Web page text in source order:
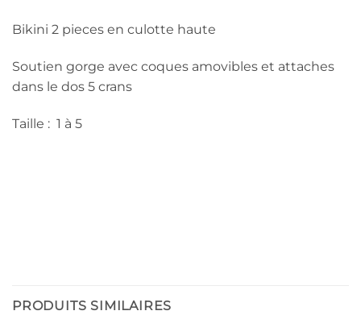
Bikini 2 pieces en culotte haute
Soutien gorge avec coques amovibles et attaches
dans le dos 5 crans
Taille : 1 à 5
PRODUITS SIMILAIRES